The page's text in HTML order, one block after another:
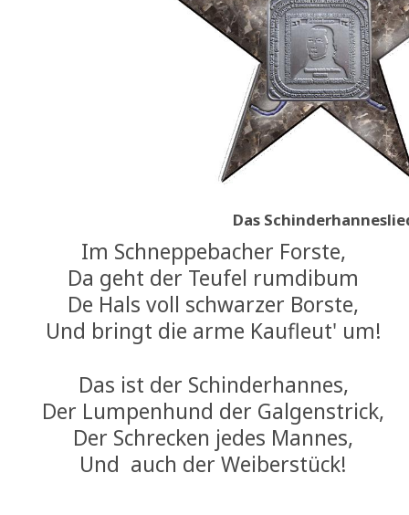
Das
Im Schneppebacher Forste,
Da geht der Teufel rumdibum
De Hals voll schwarzer Borste,
Und bringt die arme Kaufleut' um!
Das ist der Schinderhannes,
Der Lumpenhund der Galgenstrick,
Der Schrecken jedes Mannes,
Und auch der Weiberstück!